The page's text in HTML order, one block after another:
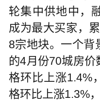
轮集中供地中，
成为最大买家，
8宗地块。一个背
的4月份70城房
格环比上涨1.4%
格环比上涨1.3%